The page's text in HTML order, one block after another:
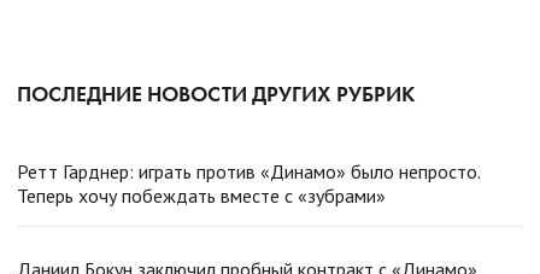
ПОСЛЕДНИЕ НОВОСТИ ДРУГИХ РУБРИК
Ретт Гарднер: играть против «Динамо» было непросто.
Теперь хочу побеждать вместе с «зубрами»
Даниил Бокун заключил пробный контракт с «Динамо»